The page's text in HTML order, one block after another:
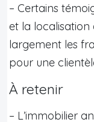
– Certains
et la localisation
largement les
pour une
À retenir
– L’immobilier